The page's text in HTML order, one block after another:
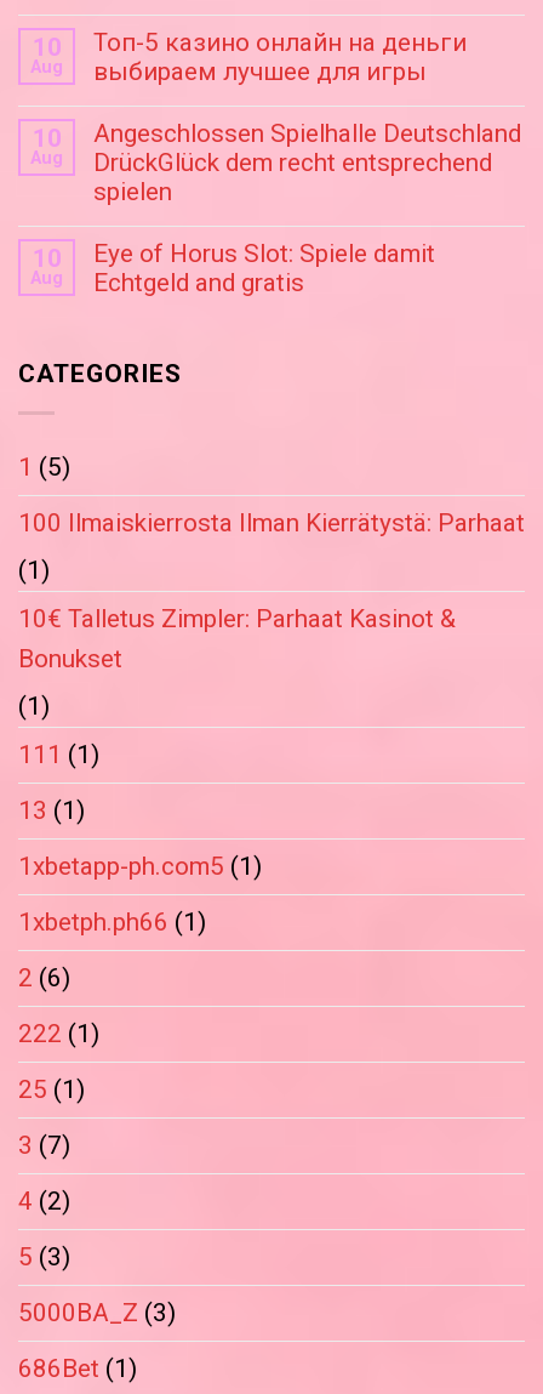
10
Aug
Топ-5 казино онлайн на деньги
выбираем лучшее для игры
10
Aug
Angeschlossen Spielhalle Deutschland
DrückGlück dem recht entsprechend
spielen
10
Aug
Eye of Horus Slot: Spiele damit
Echtgeld and gratis
CATEGORIES
1 (5)
100 Ilmaiskierrosta Ilman Kierrätystä: Parhaat
(1)
10€ Talletus Zimpler: Parhaat Kasinot &
Bonukset
(1)
111 (1)
13 (1)
1xbetapp-ph.com5 (1)
1xbetph.ph66 (1)
2 (6)
222 (1)
25 (1)
3 (7)
4 (2)
5 (3)
5000BA_Z (3)
686Bet (1)